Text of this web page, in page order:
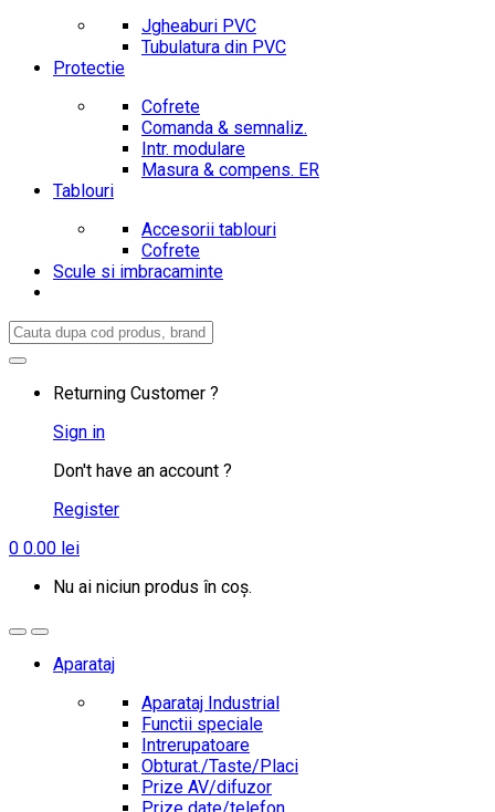
Jgheaburi PVC
Tubulatura din PVC
Protectie
Cofrete
Comanda & semnaliz.
Intr. modulare
Masura & compens. ER
Tablouri
Accesorii tablouri
Cofrete
Scule si imbracaminte
Search
Returning Customer ?
Sign in
Don't have an account ?
Register
0 0.00 lei
Nu ai niciun produs în coș.
Aparataj
Aparataj Industrial
Functii speciale
Intrerupatoare
Obturat./Taste/Placi
Prize AV/difuzor